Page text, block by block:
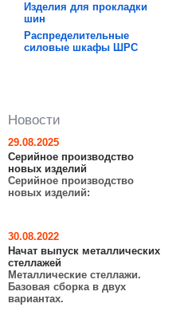
Изделия для прокладки
шин
Распределительные
силовые шкафы ШРC
Новости
29.08.2025
Серийное производство
новых изделий
Серийное производство
новых изделий:
30.08.2022
Начат выпуск металлических
стеллажей
Металлические стеллажи.
Базовая сборка в двух
вариантах.